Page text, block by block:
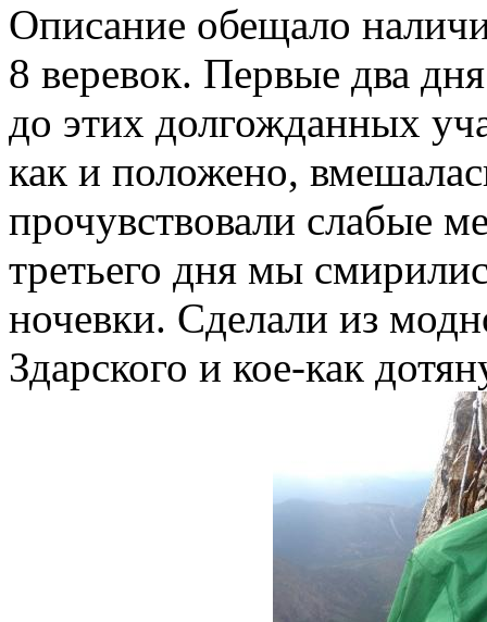
Описание обещало
8 веревок. Первые два
до этих долгожданных
как и положено,
прочувствовали слабые
третьего дня мы
ночевки. Сделали из
Здарского и кое-как